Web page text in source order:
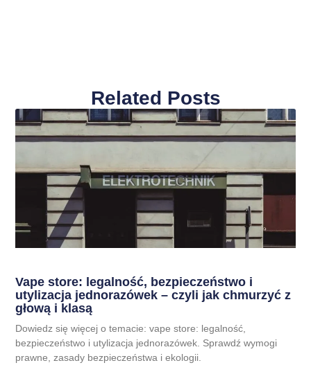
Related Posts
Vape store: legalność, bezpieczeństwo i
utylizacja jednorazówek – czyli jak chmurzyć z
głową i klasą
Dowiedz się więcej o temacie: vape store: legalność,
bezpieczeństwo i utylizacja jednorazówek. Sprawdź wymogi
prawne, zasady bezpieczeństwa i ekologii.